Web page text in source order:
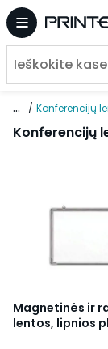
... Konferencijų
Konferencijų
Magnetinės ir
lentos, lipnios